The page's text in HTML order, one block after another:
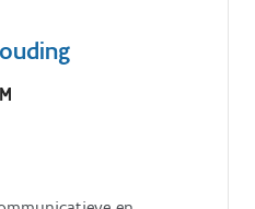
management,
actief opvolgen.